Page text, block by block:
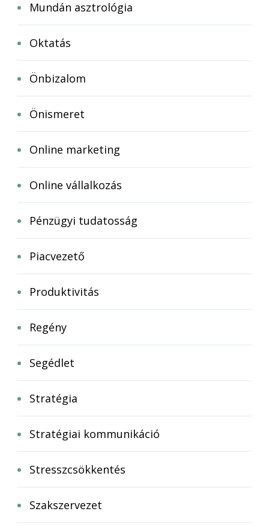
Mundán asztrológia
Oktatás
Önbizalom
Önismeret
Online marketing
Online vállalkozás
Pénzügyi tudatosság
Piacvezető
Produktivitás
Regény
Segédlet
Stratégia
Stratégiai kommunikáció
Stresszcsökkentés
Szakszervezet